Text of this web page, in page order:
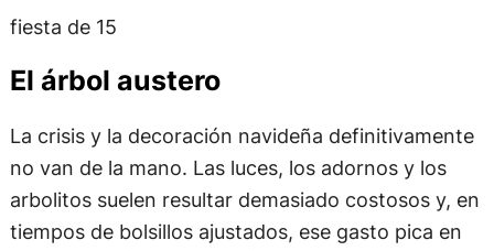
fiesta de 15
El árbol austero
La crisis y la decoración navideña definitivamente
no van de la mano. Las luces, los adornos y los
arbolitos suelen resultar demasiado costosos y, en
tiempos de bolsillos ajustados, ese gasto pica en